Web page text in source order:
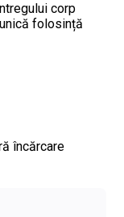
corp
folosință
încărcare